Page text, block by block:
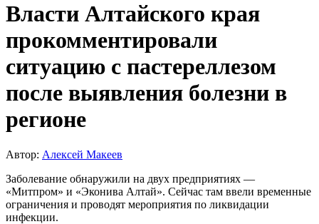
Власти Алтайского края
прокомментировали
ситуацию с пастереллезом
после выявления болезни в
регионе
Автор: Алексей Макеев
Заболевание обнаружили на двух предприятиях —
«Митпром» и «Эконива Алтай». Сейчас там ввели временные
ограничения и проводят мероприятия по ликвидации
инфекции.